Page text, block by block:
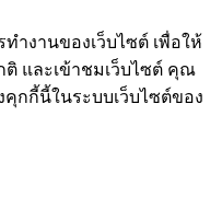
ำงานของเว็บไซต์ เพื่อให้
และเข้าชมเว็บไซต์ คุณ
กกี้นี้ในระบบเว็บไซต์ของ